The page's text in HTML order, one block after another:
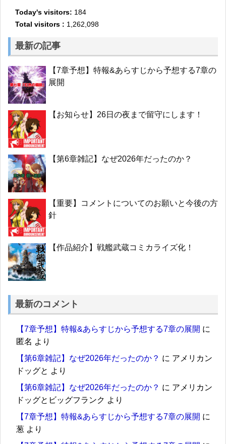
Today's visitors: 184
Total visitors : 1,262,098
最新の記事
【7章予想】特報&あらすじから予想する7章の
展開
【お知らせ】26日の夜まで留守にします！
【第6章雑記】なぜ2026年だったのか？
【重要】コメントについてのお願いと今後の方
針
【作品紹介】戦艦武蔵コミカライズ化！
最新のコメント
【7章予想】特報&あらすじから予想する7章の展開 に
匿名 より
【第6章雑記】なぜ2026年だったのか？ に アメリカン
ドッグと より
【第6章雑記】なぜ2026年だったのか？ に アメリカン
ドッグとビッグフランク より
【7章予想】特報&あらすじから予想する7章の展開 に
葱 より